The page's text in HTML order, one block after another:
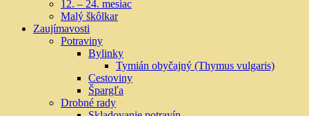
12. – 24. mesiac
Malý škôlkar
Zaujímavosti
Potraviny
Bylinky
Tymián obyčajný (Thymus vulgaris)
Cestoviny
Špargľa
Drobné rady